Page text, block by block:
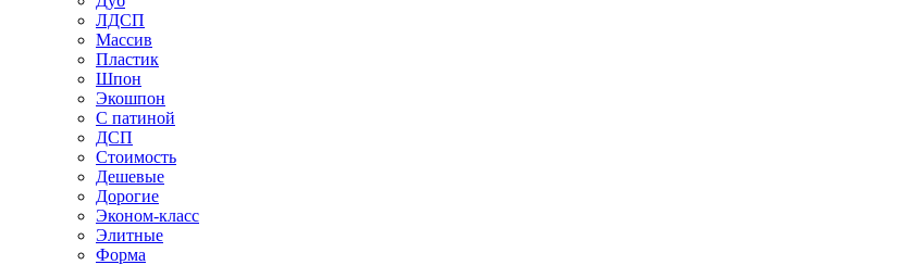
ЛДСП
Массив
Пластик
Шпон
Экошпон
С патиной
ДСП
Стоимость
Дешевые
Дорогие
Эконом-класс
Элитные
Форма